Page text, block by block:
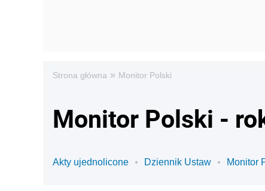
Strona główna » Monitor Polski
Monitor Polski -
Akty ujednolicone Dziennik Ustaw Monitor